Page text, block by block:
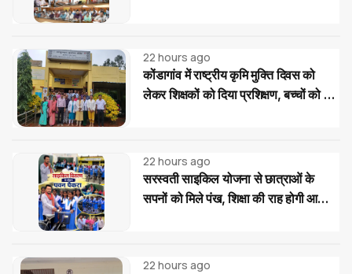
22 hours ago
कोंडागांव में राष्ट्रीय कृमि मुक्ति दिवस को
लेकर शिक्षकों को दिया प्रशिक्षण, बच्चों को दवा
22 hours ago
सरस्वती साइकिल योजना से छात्राओं के
सपनों को मिले पंख, शिक्षा की राह होगी आसान:
22 hours ago